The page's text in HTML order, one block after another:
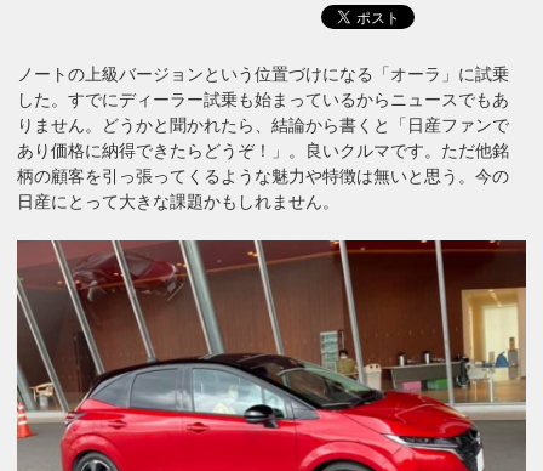
ノートの上級バージョンという位置づけになる「オーラ」に試乗
した。すでにディーラー試乗も始まっているからニュースでもあ
りません。どうかと聞かれたら、結論から書くと「日産ファンで
あり価格に納得できたらどうぞ！」。良いクルマです。ただ他銘
柄の顧客を引っ張ってくるような魅力や特徴は無いと思う。今の
日産にとって大きな課題かもしれません。